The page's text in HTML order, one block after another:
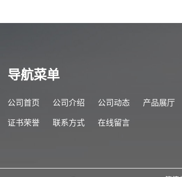
导航菜单
公司首页 公司介绍 公司动态 产品展厅
证书荣誉 联系方式 在线留言